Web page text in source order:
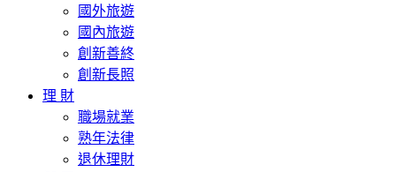
國外旅遊
國內旅遊
創新善終
創新長照
理 財
職場就業
熟年法律
退休理財